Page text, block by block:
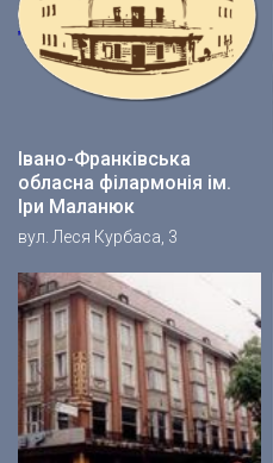
Івано-Франківська
обласна філармонія ім.
Іри Маланюк
вул. Леся Курбаса, 3